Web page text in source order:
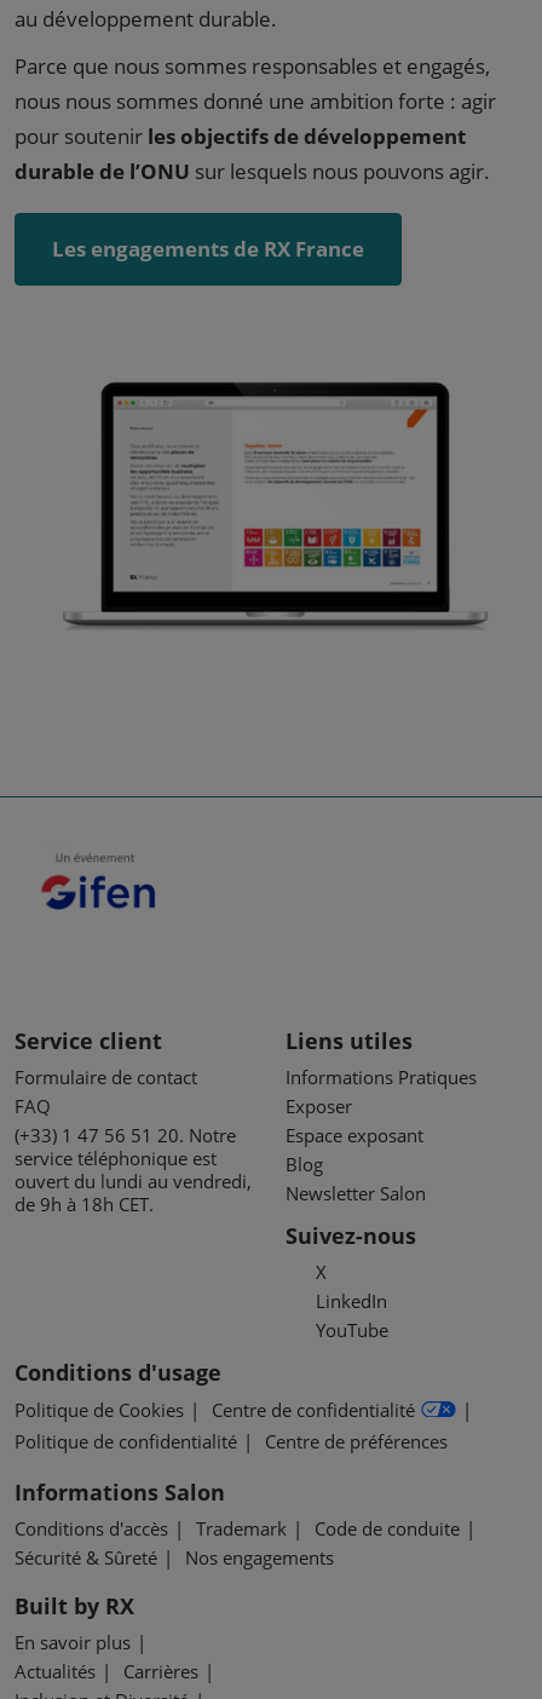
au développement durable.
Parce que nous sommes responsables et engagés,
nous nous sommes donné une ambition forte : agir
pour soutenir les objectifs de développement
durable de l’ONU sur lesquels nous pouvons agir.
Les engagements de RX France
Service client
Formulaire de contact
FAQ
(+33) 1 47 56 51 20. Notre
service téléphonique est
ouvert du lundi au vendredi,
de 9h à 18h CET.
Liens utiles
Informations Pratiques
Exposer
Espace exposant
Blog
Newsletter Salon
Suivez-nous
X
LinkedIn
YouTube
Conditions d'usage
Politique de Cookies
Centre de confidentialité
Politique de confidentialité
Centre de préférences
Informations Salon
Conditions d'accès Trademark
Code de conduite
Sécurité & Sûreté
Nos engagements
Built by RX
En savoir plus
Actualités
Carrières